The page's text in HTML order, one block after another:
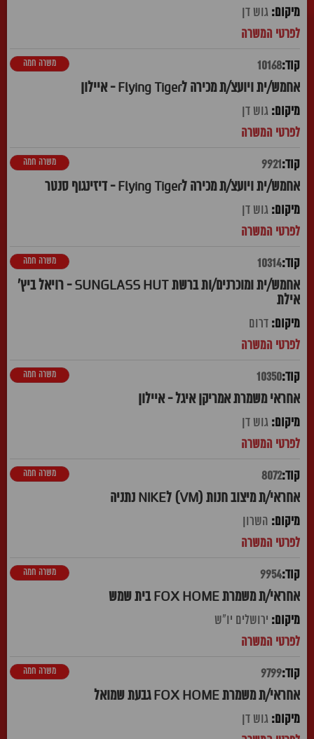
גוש דן
10168
אחמש/ית ויועצ/ת מכירה לFlying Tiger - איילון
משרה חמה
גוש דן
9921
אחמש/ית ויועצ/ת מכירה לFlying Tiger - דיזינגוף סנטר
משרה חמה
גוש דן
10314
אחמש/ית ומוכרנים/ות ברשת SUNGLASS HUT - רויאל ביץ'
אילת
משרה חמה
דרום
10350
אחראי משמרת אמריקן איגל - איילון
משרה חמה
גוש דן
8072
אחראי/ת מיצוב חנות (VM) לNIKE נתניה
משרה חמה
השרון
9954
אחראי/ת משמרת FOX HOME בית שמש
משרה חמה
ירושלים יו"ש
9799
אחראי/ת משמרת FOX HOME גבעת שמואל
משרה חמה
גוש דן